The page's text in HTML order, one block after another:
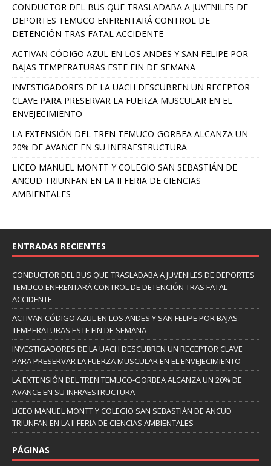
CONDUCTOR DEL BUS QUE TRASLADABA A JUVENILES DE
DEPORTES TEMUCO ENFRENTARÁ CONTROL DE
DETENCIÓN TRAS FATAL ACCIDENTE
ACTIVAN CÓDIGO AZUL EN LOS ANDES Y SAN FELIPE POR
BAJAS TEMPERATURAS ESTE FIN DE SEMANA
INVESTIGADORES DE LA UACH DESCUBREN UN RECEPTOR
CLAVE PARA PRESERVAR LA FUERZA MUSCULAR EN EL
ENVEJECIMIENTO
LA EXTENSIÓN DEL TREN TEMUCO-GORBEA ALCANZA UN
20% DE AVANCE EN SU INFRAESTRUCTURA
LICEO MANUEL MONTT Y COLEGIO SAN SEBASTIÁN DE
ANCUD TRIUNFAN EN LA II FERIA DE CIENCIAS
AMBIENTALES
ENTRADAS RECIENTES
CONDUCTOR DEL BUS QUE TRASLADABA A JUVENILES DE DEPORTES
TEMUCO ENFRENTARÁ CONTROL DE DETENCIÓN TRAS FATAL
ACCIDENTE
ACTIVAN CÓDIGO AZUL EN LOS ANDES Y SAN FELIPE POR BAJAS
TEMPERATURAS ESTE FIN DE SEMANA
INVESTIGADORES DE LA UACH DESCUBREN UN RECEPTOR CLAVE
PARA PRESERVAR LA FUERZA MUSCULAR EN EL ENVEJECIMIENTO
LA EXTENSIÓN DEL TREN TEMUCO-GORBEA ALCANZA UN 20% DE
AVANCE EN SU INFRAESTRUCTURA
LICEO MANUEL MONTT Y COLEGIO SAN SEBASTIÁN DE ANCUD
TRIUNFAN EN LA II FERIA DE CIENCIAS AMBIENTALES
PÁGINAS